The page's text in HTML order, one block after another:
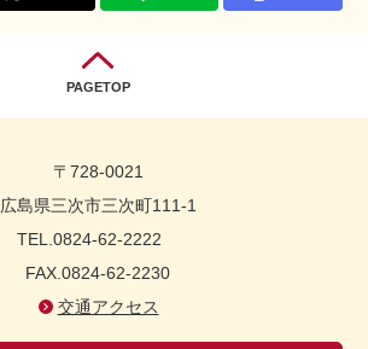
PAGETOP
〒728-0021
広島県三次市三次町111-1
TEL.0824-62-2222
FAX.0824-62-2230
交通アクセス